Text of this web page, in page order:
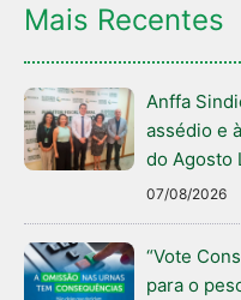
Mais Recentes
Anffa
assédio e
do Agosto
07/08/2026
“Vote
para o